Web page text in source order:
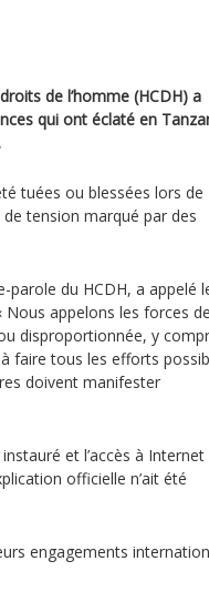
de l’homme (HCDH) a
qui ont éclaté en
tuées ou blessées lors de
tension marqué par des
parole du HCDH, a appelé
appelons les forces de
disproportionnée, y
faire tous les efforts
doivent manifester
et l’accès à Internet
officielle n’ait été
engagements